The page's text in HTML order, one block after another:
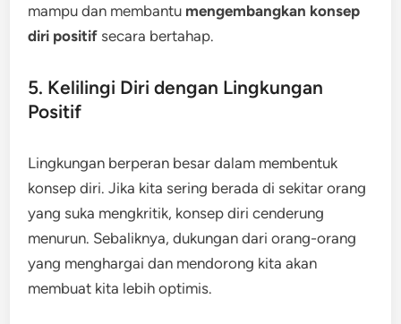
mampu dan membantu mengembangkan konsep
diri positif secara bertahap.
5. Kelilingi Diri dengan Lingkungan
Positif
Lingkungan berperan besar dalam membentuk
konsep diri. Jika kita sering berada di sekitar orang
yang suka mengkritik, konsep diri cenderung
menurun. Sebaliknya, dukungan dari orang-orang
yang menghargai dan mendorong kita akan
membuat kita lebih optimis.